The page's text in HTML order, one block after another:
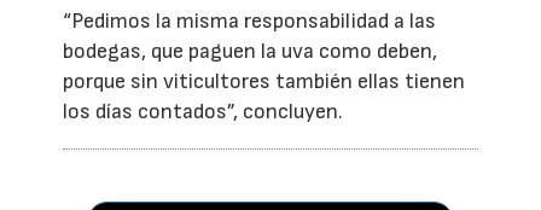
“Pedimos la misma responsabilidad a las
bodegas, que paguen la uva como deben,
porque sin viticultores también ellas tienen
los días contados”, concluyen.